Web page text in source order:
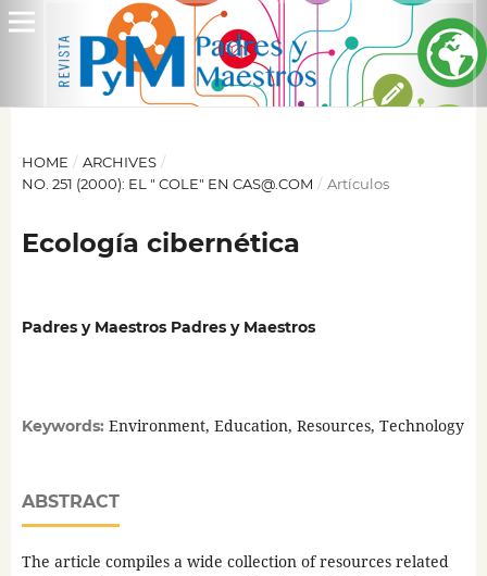
HOME / ARCHIVES /
NO. 251 (2000): EL " COLE" EN CAS@.COM / Artículos
Ecología cibernética
Padres y Maestros Padres y Maestros
Keywords: Environment, Education, Resources, Technology
ABSTRACT
The article compiles a wide collection of resources related